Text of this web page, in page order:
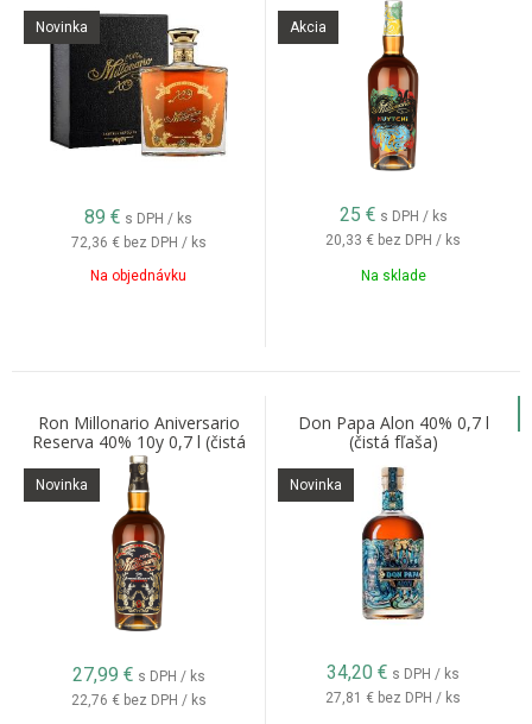
Novinka
89 € s DPH / ks
72,36 € bez DPH / ks
Na objednávku
Akcia
25 € s DPH / ks
20,33 € bez DPH / ks
Na sklade
Ron Millonario Aniversario
Reserva 40% 10y 0,7 l (čistá
fľaša)
Novinka
27,99 € s DPH / ks
22,76 € bez DPH / ks
Don Papa Alon 40% 0,7 l
(čistá fľaša)
Novinka
34,20 € s DPH / ks
27,81 € bez DPH / ks